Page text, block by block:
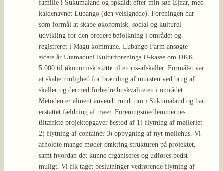
familie i Sukumaland og opkaldt efter min søn Ejnar, med
kaldenavnet Lubango (den velsignede). Foreningen har
som formål at skabe økonomisk, social og kulturel
udvikling for den bredere befolkning i området og
registreret i Magu kommune. Lubango Farm ansøgte
sidste år Utamaduni Kulturforenings U-kasse om DKK
5.000 til økonomisk støtte til en ris-afskaller. Formålet var
at skabe mulighed for brænding af mursten ved brug af
skaller og dermed forbedre huskvaliteten i området.
Metoden er alment anvendt rundt om i Sukumaland og har
erstattet fældning af træer. Foreningsmedlemmernes
tiltænkte projektopgaver bestod af 1) flytning af mølleriet
2) flytning af container 3) opbygning af nyt møllehus. Vi
afholdte mange møder omkring strukturen på projektet,
samt hvordan det kunne organiseres og udføres bedst
muligt. Vi fik taget beslutninger vedrørende flytning af